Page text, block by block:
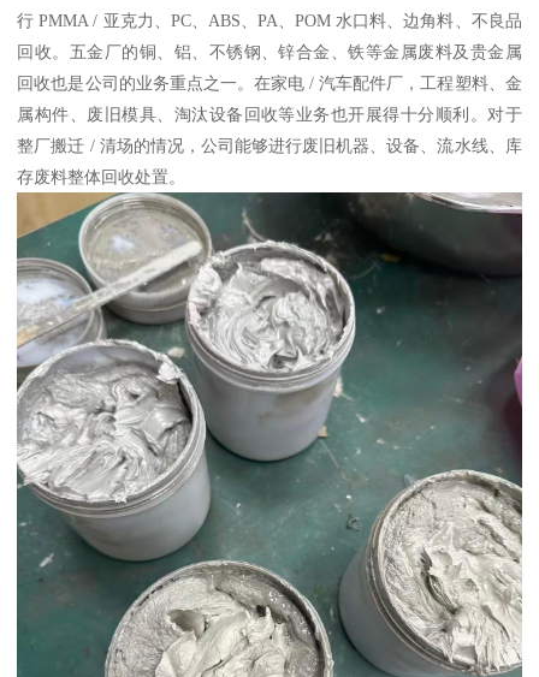
行 PMMA / 亚克力、PC、ABS、PA、POM 水口料、边角料、不良品
回收。五金厂的铜、铝、不锈钢、锌合金、铁等金属废料及贵金属
回收也是公司的业务重点之一。在家电 / 汽车配件厂，工程塑料、金
属构件、废旧模具、淘汰设备回收等业务也开展得十分顺利。对于
整厂搬迁 / 清场的情况，公司能够进行废旧机器、设备、流水线、库
存废料整体回收处置。